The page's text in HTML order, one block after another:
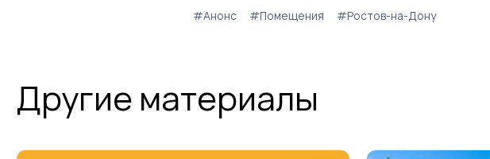
#Анонс #Помещения #Ростов-на-Дону
Другие материалы